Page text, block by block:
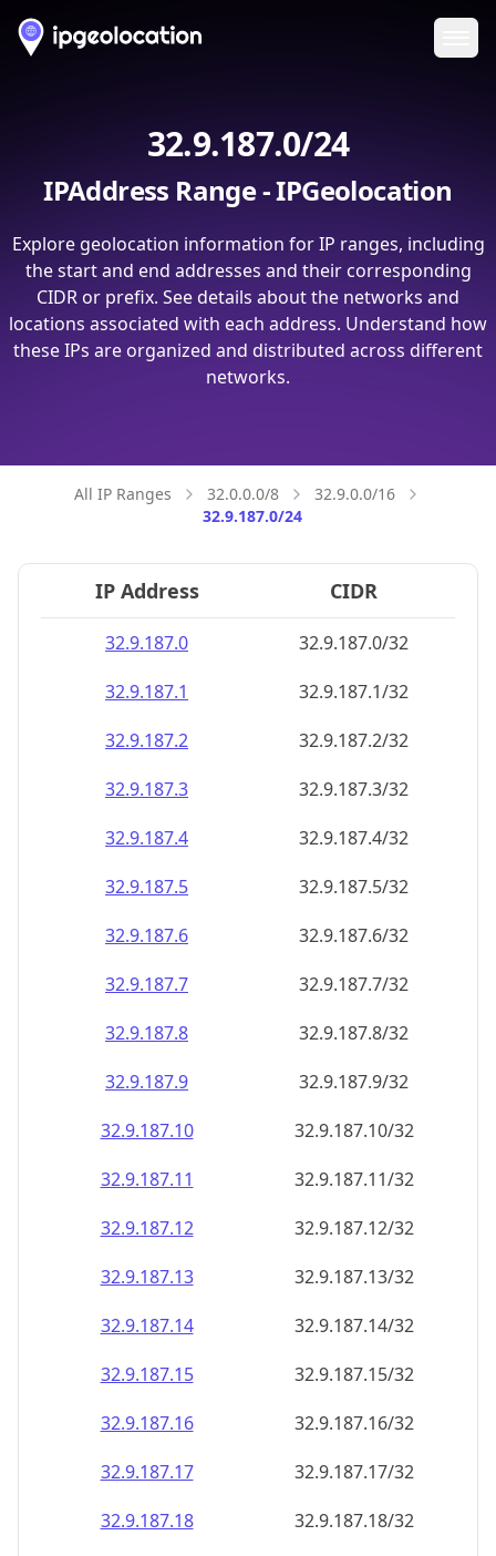
32.9.187.0/24
IPAddress Range - IPGeolocation
Explore geolocation information for IP ranges, including
the start and end addresses and their corresponding
CIDR or prefix. See details about the networks and
locations associated with each address. Understand how
these IPs are organized and distributed across different
networks.
All IP Ranges 32.0.0.0/8
32.9.0.0/16
32.9.187.0/24
IP Address CIDR
32.9.187.0
32.9.187.0/32
32.9.187.1
32.9.187.1/32
32.9.187.2
32.9.187.2/32
32.9.187.3
32.9.187.3/32
32.9.187.4
32.9.187.4/32
32.9.187.5
32.9.187.5/32
32.9.187.6
32.9.187.6/32
32.9.187.7
32.9.187.7/32
32.9.187.8
32.9.187.8/32
32.9.187.9
32.9.187.9/32
32.9.187.10
32.9.187.10/32
32.9.187.11
32.9.187.11/32
32.9.187.12
32.9.187.12/32
32.9.187.13
32.9.187.13/32
32.9.187.14
32.9.187.14/32
32.9.187.15
32.9.187.15/32
32.9.187.16
32.9.187.16/32
32.9.187.17
32.9.187.17/32
32.9.187.18
32.9.187.18/32